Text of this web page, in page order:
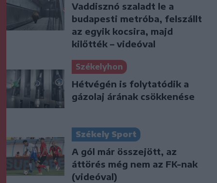
Vaddisznó szaladt le a
budapesti metróba, felszállt
az egyik kocsira, majd
kilőtték – videóval
Székelyhon
Hétvégén is folytatódik a
gázolaj árának csökkenése
Székely Sport
A gól már összejött, az
áttörés még nem az FK-nak
(videóval)